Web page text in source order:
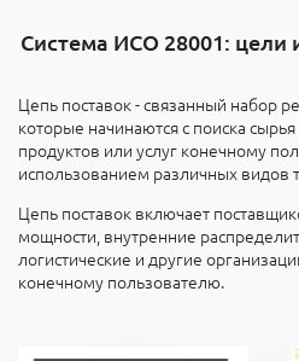
Система ИСО 28001: цели
Цепь поставок - связанный набор
которые начинаются с поиска
продуктов или услуг конечному
использованием различных видов
Цепь поставок включает
мощности, внутренние
логистические и другие
конечному пользователю.